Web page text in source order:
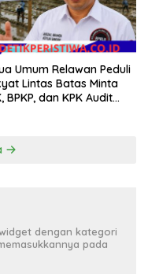
Umum Relawan Peduli
Lintas Batas Minta
BPKP, dan KPK Audit
dengan kategori
pada